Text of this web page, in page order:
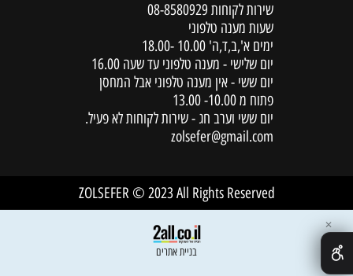
שירות לקוחות 08-8580929
שעות מענה טלפוני
ימים א',ב,ד,ה' 10.00 -18.00
יום שלישי - מענה טלפוני עד שעה 16.00
יום ששי - אין מענה טלפוני אבל המחסן
פתוח מ 10.00- 13.00
יום ששי וערב חג - שירות לקוחות לא פעיל.
zolsefer@gmail.com
ZOLSEFER © 2023 All Rights Reserved
בניית אתרים
✕